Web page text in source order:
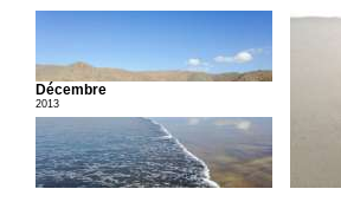
Décembre
2013